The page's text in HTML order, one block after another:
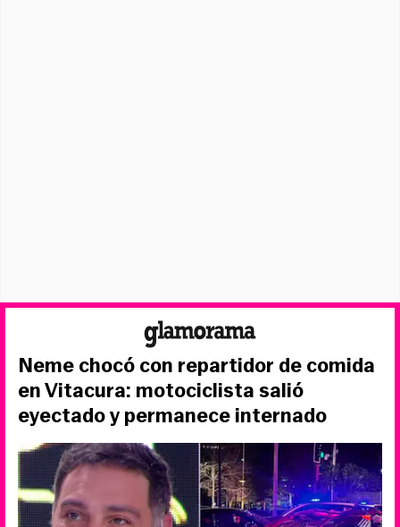
Neme chocó con repartidor de comida
en Vitacura: motociclista salió
eyectado y permanece internado